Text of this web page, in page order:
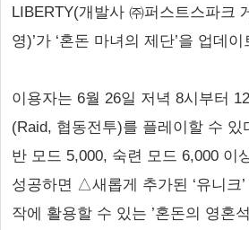
LIBERTY(개발사 ㈜퍼스트스파크
영)’가 ‘혼돈 마녀의 제단’을 업데
이용자는 6월 26일 저녁 8시부터
(Raid, 협동전투)를 플레이할 수 있
반 모드 5,000, 숙련 모드 6,000 이
성공하면 △새롭게 추가된 ‘유니크
작에 활용할 수 있는 ’혼돈의 영혼